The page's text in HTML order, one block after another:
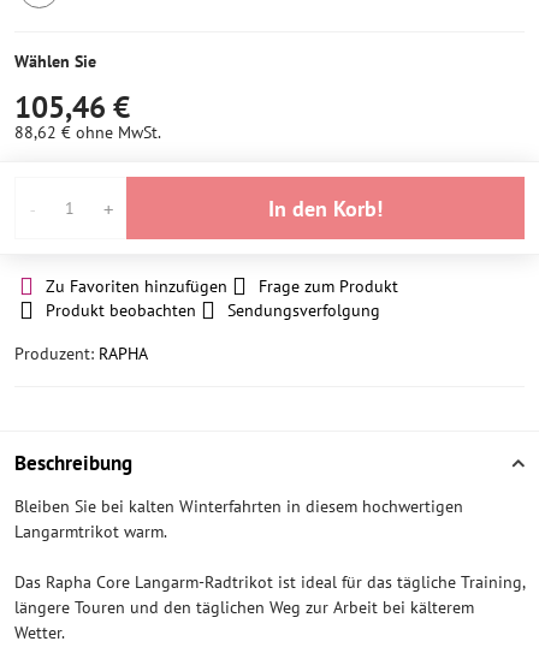
Wählen Sie
105,46 €
88,62 € ohne MwSt.
In den Korb!
Zu Favoriten hinzufügen
Frage zum Produkt
Produkt beobachten
Sendungsverfolgung
Produzent: RAPHA
Beschreibung
Bleiben Sie bei kalten Winterfahrten in diesem hochwertigen
Langarmtrikot warm.
Das Rapha Core Langarm-Radtrikot ist ideal für das tägliche Training,
längere Touren und den täglichen Weg zur Arbeit bei kälterem
Wetter.